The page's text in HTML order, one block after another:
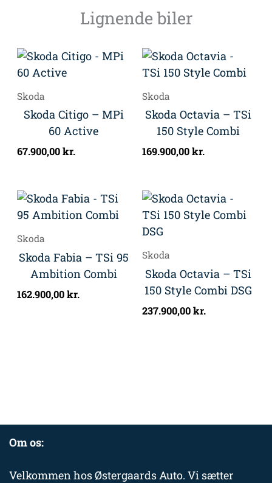
Lignende biler
Skoda
Skoda Citigo – MPi
60 Active
67.900,00kr.
Skoda
Skoda Octavia – TSi
150 Style Combi
169.900,00kr.
Skoda
Skoda Fabia – TSi 95
Ambition Combi
162.900,00kr.
Skoda
Skoda Octavia – TSi
150 Style Combi DSG
237.900,00kr.
Om os:
Velkommen hos Østergaards Auto. Vi sætter